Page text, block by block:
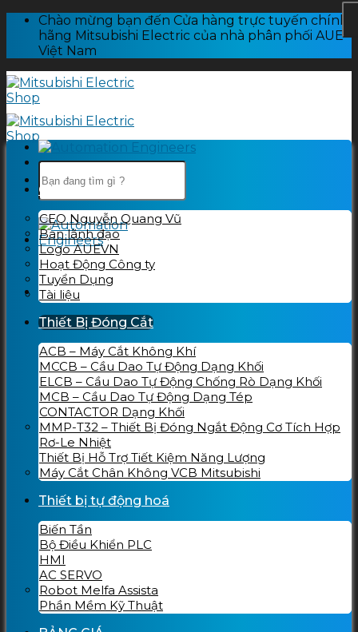
Skip
content
Chào mừng bạn đến Cửa hàng trực tuyến chính
hãng Mitsubishi Electric của nhà phân phối AUE
Việt Nam
Tìm
kiếm:
Giới thiệu
CEO Nguyễn Quang Vũ
Ban lãnh đạo
Logo AUEVN
Hoạt Động Công ty
Tuyển Dụng
Tài liệu
Thiết Bị Đóng Cắt
ACB – Máy Cắt Không Khí
MCCB – Cầu Dao Tự Động Dạng Khối
ELCB – Cầu Dao Tự Động Chống Rò Dạng Khối
MCB – Cầu Dao Tự Động Dạng Tép
CONTACTOR Dạng Khối
MMP-T32 – Thiết Bị Đóng Ngắt Động Cơ Tích Hợp
Rơ-Le Nhiệt
Thiết Bị Hỗ Trợ Tiết Kiệm Năng Lượng
Máy Cắt Chân Không VCB Mitsubishi
Thiết bị tự động hoá
Biến Tần
Bộ Điều Khiển PLC
HMI
AC SERVO
Robot Melfa Assista
Phần Mềm Kỹ Thuật